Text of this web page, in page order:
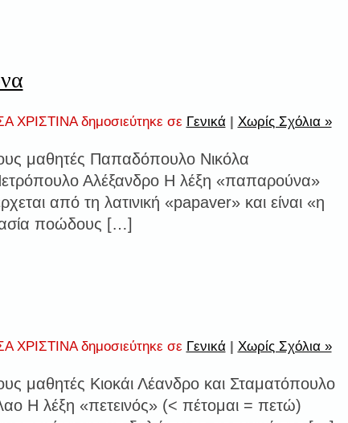
ΧΡΙΣΤΙΝΑ δημοσιεύτηκε σε Γενικά | Χωρίς Σχόλια »
μαθητές Παπαδόπουλο Νικόλα
Αλέξανδρο Η λέξη «παπαρούνα»
από τη λατινική «papaver» και είναι «η
ποώδους […]
ΧΡΙΣΤΙΝΑ δημοσιεύτηκε σε Γενικά | Χωρίς Σχόλια »
μαθητές Κιοκάι Λέανδρο και Σταματόπουλο
Η λέξη «πετεινός» (< πέτομαι = πετώ)